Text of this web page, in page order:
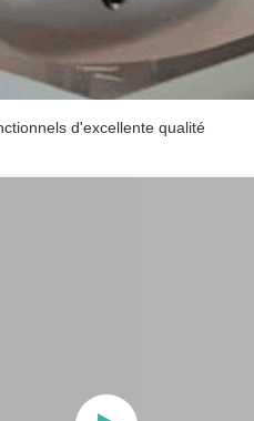
d'excellente qualité